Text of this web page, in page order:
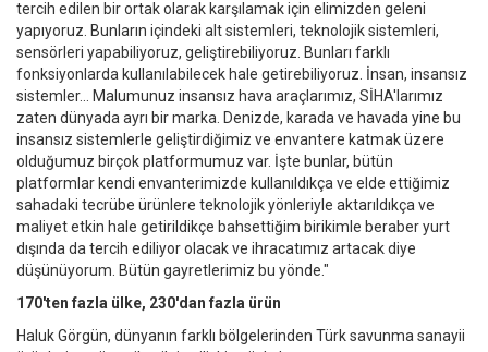
tercih edilen bir ortak olarak karşılamak için elimizden geleni
yapıyoruz. Bunların içindeki alt sistemleri, teknolojik sistemleri,
sensörleri yapabiliyoruz, geliştirebiliyoruz. Bunları farklı
fonksiyonlarda kullanılabilecek hale getirebiliyoruz. İnsan, insansız
sistemler... Malumunuz insansız hava araçlarımız, SİHA'larımız
zaten dünyada ayrı bir marka. Denizde, karada ve havada yine bu
insansız sistemlerle geliştirdiğimiz ve envantere katmak üzere
olduğumuz birçok platformumuz var. İşte bunlar, bütün
platformlar kendi envanterimizde kullanıldıkça ve elde ettiğimiz
sahadaki tecrübe ürünlere teknolojik yönleriyle aktarıldıkça ve
maliyet etkin hale getirildikçe bahsettiğim birikimle beraber yurt
dışında da tercih ediliyor olacak ve ihracatımız artacak diye
düşünüyorum. Bütün gayretlerimiz bu yönde."
170'ten fazla ülke, 230'dan fazla ürün
Haluk Görgün, dünyanın farklı bölgelerinden Türk savunma sanayii